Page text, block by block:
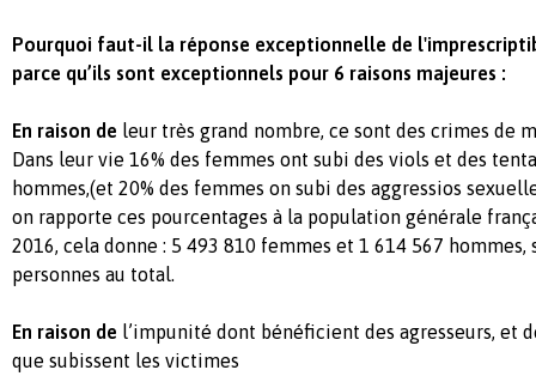
Pourquoi faut-il la réponse exceptionnelle de
parce qu’ils sont exceptionnels pour 6 raisons majeures :
En raison de leur très grand nombre, ce sont des crimes de
Dans leur vie 16% des femmes ont subi des viols et des
hommes,(et 20% des femmes on subi des aggressios
on rapporte ces pourcentages à la population générale
2016, cela donne : 5 493 810 femmes et 1 614 567
personnes au total.
En raison de l’impunité dont bénéficient des agresseurs, et
que subissent les victimes